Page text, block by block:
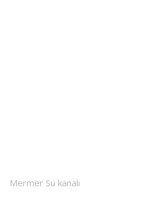
Mermer Su kanalı